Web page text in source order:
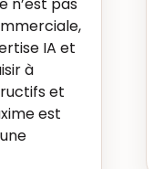
IA et
à
et
est